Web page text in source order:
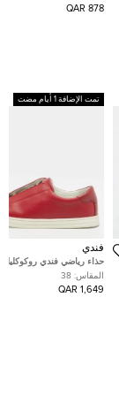
بالكريستال مقاس وسط ٢٨ ميديم
878 QAR
تمت الإضافة 1 أيام مضت
فندي
حذاء رياضي فندي روكوكليك
العنابي من الجلد مقاس 38
المقاس: 38
1,649 QAR